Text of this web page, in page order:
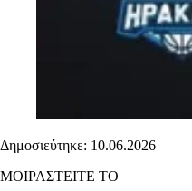
Δημοσιεύτηκε: 10.06.2026
ΜΟΙΡΑΣΤΕΙΤΕ ΤΟ